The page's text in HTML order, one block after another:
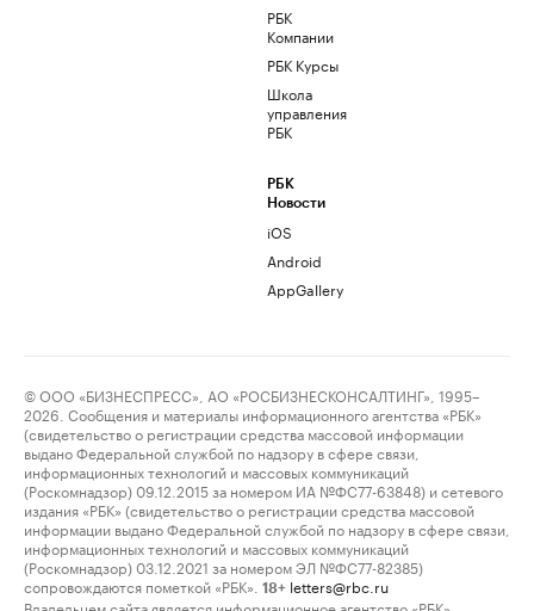
РБК
Компании
РБК Курсы
Школа
управления
РБК
РБК
Новости
iOS
Android
AppGallery
© ООО «БИЗНЕСПРЕСС», АО «РОСБИЗНЕСКОНСАЛТИНГ», 1995–
2026. Сообщения и материалы информационного агентства «РБК»
(свидетельство о регистрации средства массовой информации
выдано Федеральной службой по надзору в сфере связи,
информационных технологий и массовых коммуникаций
(Роскомнадзор) 09.12.2015 за номером ИА №ФС77-63848) и сетевого
издания «РБК» (свидетельство о регистрации средства массовой
информации выдано Федеральной службой по надзору в сфере связи,
информационных технологий и массовых коммуникаций
(Роскомнадзор) 03.12.2021 за номером ЭЛ №ФС77-82385)
сопровождаются пометкой «РБК».
18+ letters@rbc.ru